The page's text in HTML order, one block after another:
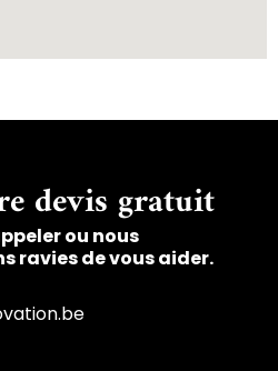
devis gratuit
ou nous
ravies de vous aider.